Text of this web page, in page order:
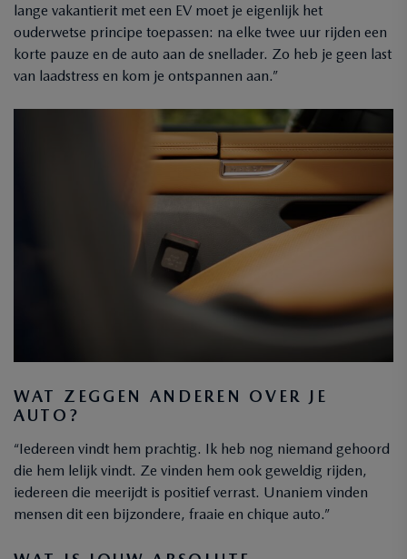
lange vakantierit met een EV moet je eigenlijk het
ouderwetse principe toepassen: na elke twee uur rijden een
korte pauze en de auto aan de snellader. Zo heb je geen last
van laadstress en kom je ontspannen aan.”
WAT ZEGGEN ANDEREN OVER JE
AUTO?
“Iedereen vindt hem prachtig. Ik heb nog niemand gehoord
die hem lelijk vindt. Ze vinden hem ook geweldig rijden,
iedereen die meerijdt is positief verrast. Unaniem vinden
mensen dit een bijzondere, fraaie en chique auto.”